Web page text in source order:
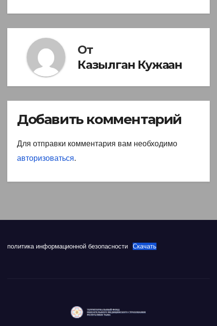
От
Казылган Кужаан
Добавить комментарий
Для отправки комментария вам необходимо
авторизоваться.
политика информационной безопасности Скачать